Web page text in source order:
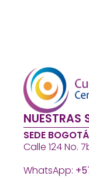
NUESTRAS
SEDE BOGOTÁ
Calle 124 No.
WhatsApp: